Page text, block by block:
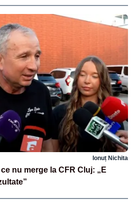
Ionuț Nichita
nu merge la CFR Cluj: „E